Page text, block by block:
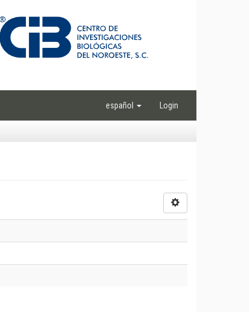
español Login